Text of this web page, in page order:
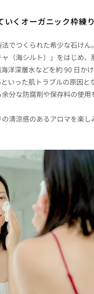
くオーガニック枠練
でつくられた希少な石けん。
（海シルト）」をはじめ
洋深層水などを約 90 日か
いった肌トラブルの原因と
分な防腐剤や保存料の使
清涼感のあるアロマを楽